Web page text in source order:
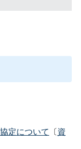
定について 〔資